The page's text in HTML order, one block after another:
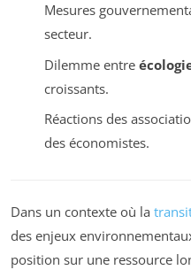
Mesures
secteur.
Dilemme entre
croissants.
Réactions des
des économistes.
Dans un contexte où la
des enjeux
position sur une ressource